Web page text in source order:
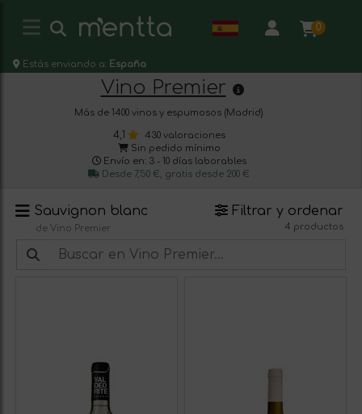
0
Estás enviando a: España
Vino Premier
Más de 1400 vinos y espumosos (Madrid)
4,1
430 valoraciones
Sin pedido mínimo
Envío en: 3 - 10 días laborables
Desde 7,50 €, gratis desde 200 €
Sauvignon blanc
de Vino Premier
Filtrar y ordenar
4 productos